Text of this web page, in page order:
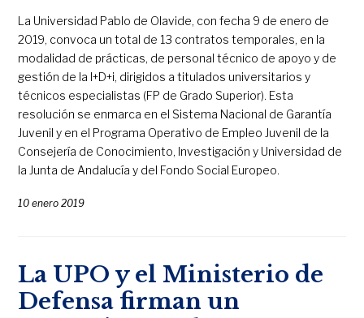
La Universidad Pablo de Olavide, con fecha 9 de enero de
2019, convoca un total de 13 contratos temporales, en la
modalidad de prácticas, de personal técnico de apoyo y de
gestión de la I+D+i, dirigidos a titulados universitarios y
técnicos especialistas (FP de Grado Superior). Esta
resolución se enmarca en el Sistema Nacional de Garantía
Juvenil y en el Programa Operativo de Empleo Juvenil de la
Consejería de Conocimiento, Investigación y Universidad de
la Junta de Andalucía y del Fondo Social Europeo.
10 enero 2019
La UPO y el Ministerio de
Defensa firman un